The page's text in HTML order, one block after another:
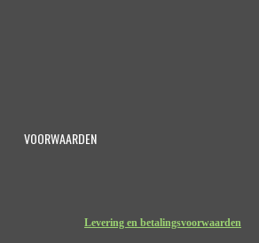
VOORWAARDEN
Levering en betalingsvoorwaarden